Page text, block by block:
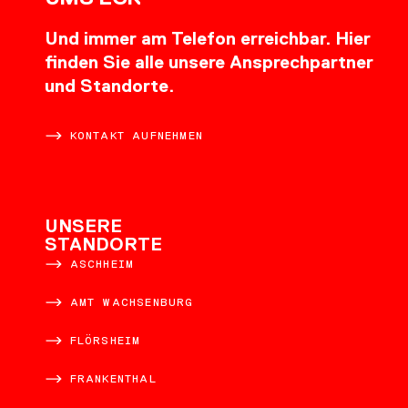
Und immer am Telefon erreichbar. Hier
finden Sie alle unsere Ansprechpartner
und Standorte.
KONTAKT AUFNEHMEN
UNSERE
STANDORTE
ASCHHEIM
AMT WACHSENBURG
FLÖRSHEIM
FRANKENTHAL